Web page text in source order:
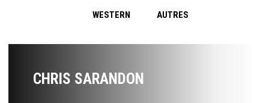
WESTERN AUTRES
CHRIS SARANDON